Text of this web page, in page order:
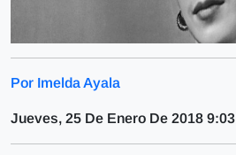
Por Imelda Ayala
Jueves, 25 De Enero De 2018 9:03